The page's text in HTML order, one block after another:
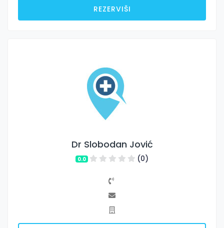
REZERVIŠI
Dr Slobodan Jović
0.0 (0)